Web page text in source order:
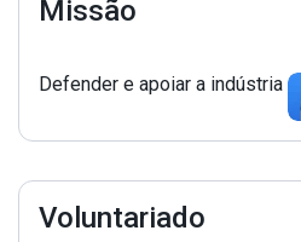
Missão
Defender e apoiar a indústria
Voluntariado